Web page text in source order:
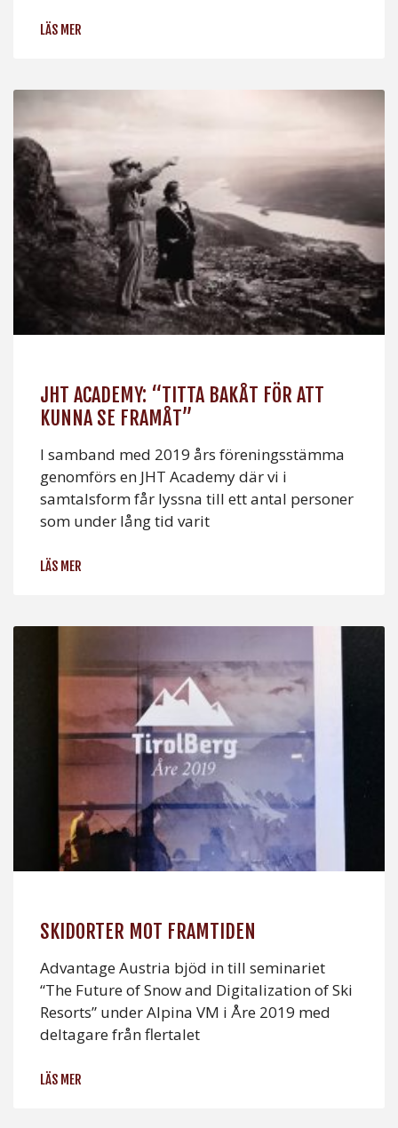
LÄS MER
JHT ACADEMY: “TITTA BAKÅT FÖR ATT
KUNNA SE FRAMÅT”
I samband med 2019 års föreningsstämma
genomförs en JHT Academy där vi i
samtalsform får lyssna till ett antal personer
som under lång tid varit
LÄS MER
SKIDORTER MOT FRAMTIDEN
Advantage Austria bjöd in till seminariet
“The Future of Snow and Digitalization of Ski
Resorts” under Alpina VM i Åre 2019 med
deltagare från flertalet
LÄS MER